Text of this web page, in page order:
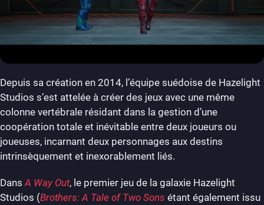
Depuis sa création en 2014, l’équipe suédoise de Hazelight
Studios s’est attelée à créer des jeux avec une même
colonne vertébrale résidant dans la gestion d’une
coopération totale et inévitable entre deux joueurs ou
joueuses, incarnant deux personnages aux destins
intrinsèquement et inexorablement liés.
Dans A Way Out, le premier jeu de la galaxie Hazelight
Studios (Brothers: A Tale of Two Sons étant également issu